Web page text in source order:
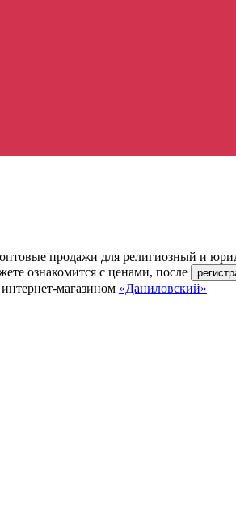
продажи для религиозный и
ознакомится с ценами, после
магазином «Даниловский»